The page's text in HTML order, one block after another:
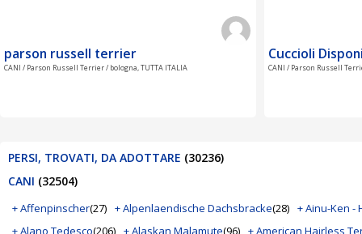
parson russell terrier
CANI / Parson Russell Terrier / bologna, TUTTA ITALIA
Cuccioli
CANI / Parson Russell
PERSI, TROVATI, DA ADOTTARE (30236)
CANI (32504)
+ Affenpinscher(27) + Alpenlaendische Dachsbracke(28) + Ainu-Ken -
+ Alano Tedesco(206) + Alaskan Malamute(96) + American Hairless